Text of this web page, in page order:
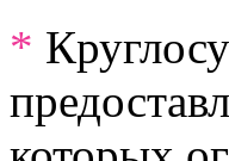
*